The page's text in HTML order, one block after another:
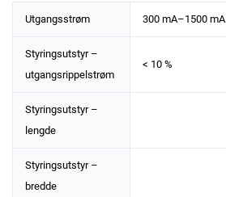
Utgangsstrøm 300 mA–1500 mA
Styringsutstyr –
utgangsrippelstrøm
< 10 %
Styringsutstyr –
lengde
Styringsutstyr –
bredde